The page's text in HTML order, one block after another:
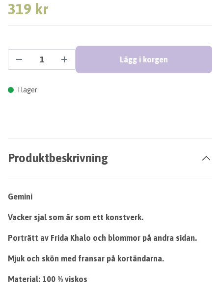
319 kr
Lägg i korgen
I lager
Produktbeskrivning
Gemini
Vacker sjal som är som ett konstverk.
Porträtt av Frida Khalo och blommor på andra sidan.
Mjuk och skön med fransar på kortändarna.
Material: 100 % viskos